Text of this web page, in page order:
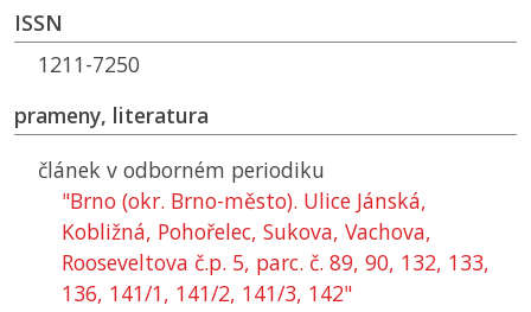
ISSN
1211-7250
prameny, literatura
článek v odborném periodiku
"Brno (okr. Brno-město). Ulice Jánská,
Kobližná, Pohořelec, Sukova, Vachova,
Rooseveltova č.p. 5, parc. č. 89, 90, 132, 133,
136, 141/1, 141/2, 141/3, 142"